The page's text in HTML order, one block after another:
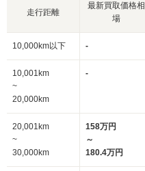
走行距離
最新買取価格相
場
10,000km以下 -
10,001km
~
20,000km
-
20,001km
~
30,000km
158万円
～
180.4万円